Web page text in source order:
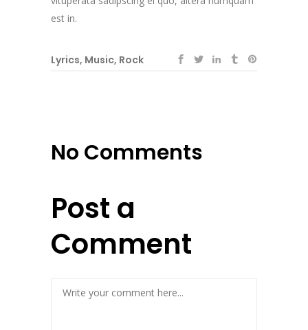
est in.
Lyrics, Music, Rock
No Comments
Post a
Comment